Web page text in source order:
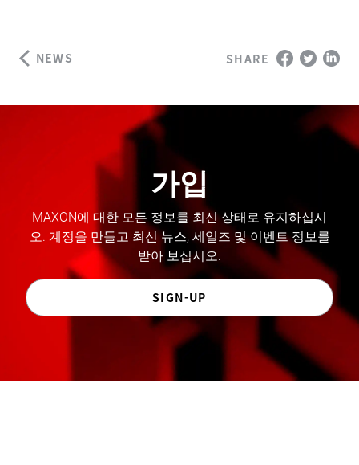
NEWS SHARE
가입
MAXON에 대한 모든 정보를 최신 상태로 유지하십시
오. 계정을 만들고 최신 뉴스, 세일즈 및 이벤트 정보를
받아 보십시오.
SIGN-UP